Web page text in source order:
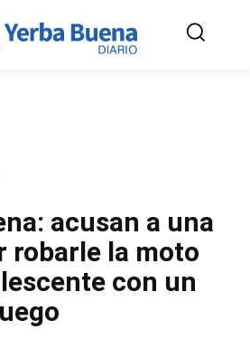
acusan a una
robarle la moto
con un